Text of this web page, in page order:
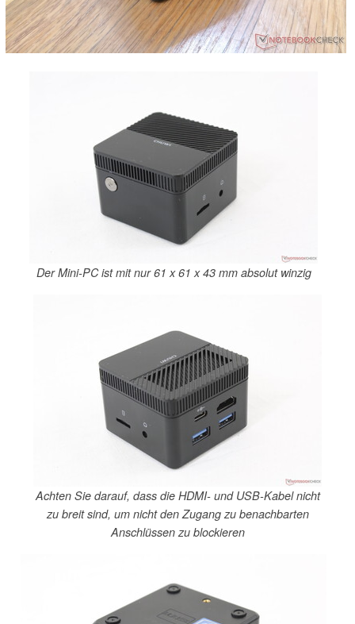
Der Mini-PC ist mit nur 61 x 61 x 43 mm absolut winzig
Achten Sie darauf, dass die HDMI- und USB-Kabel nicht
zu breit sind, um nicht den Zugang zu benachbarten
Anschlüssen zu blockieren